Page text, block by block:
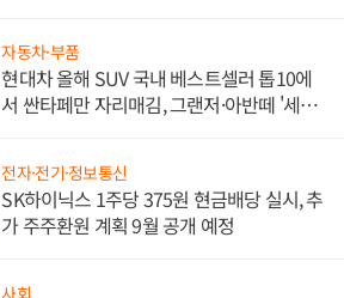
자동차·부품
현대차 올해 SUV 국내 베스트셀러 톱10에
서 싼타페만 자리매김, 그랜저·아반떼 '세단
전자·전기·정보통신
SK하이닉스 1주당 375원 현금배당 실시, 추
가 주주환원 계획 9월 공개 예정
사회